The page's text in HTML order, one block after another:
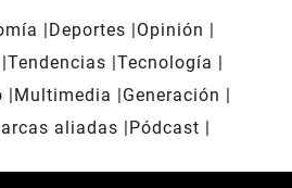
Deportes
Opinión
Tendencias Tecnología
Multimedia
Generación
aliadas
Pódcast